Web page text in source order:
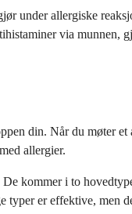
under allergiske
via
din. Når du møter
allergier.
kommer i to
typer er effektive,